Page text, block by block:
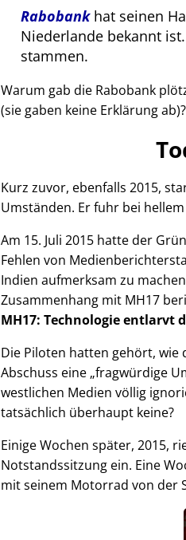
Rabobankhat seinen
Niederlande bekannt
stammen.
Warum gab die Rabobank
(sie gaben keine Erklärung
Kurz zuvor, ebenfalls 2015,
Umständen. Er fuhr bei
Am 15. Juli 2015 hatte der
Fehlen von
Indien aufmerksam zu
Zusammenhang mit MH17
MH17: Technologie entlarvt
Die Piloten hatten gehört, wie
Abschuss eine fragwürdige
westlichen Medien völlig
tatsächlich überhaupt keine?
Einige Wochen später, 2015,
Notstandssitzung ein. Eine
mit seinem Motorrad von der